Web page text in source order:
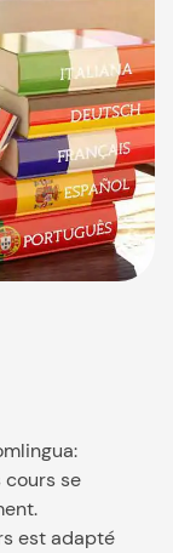
cours se
est adapté